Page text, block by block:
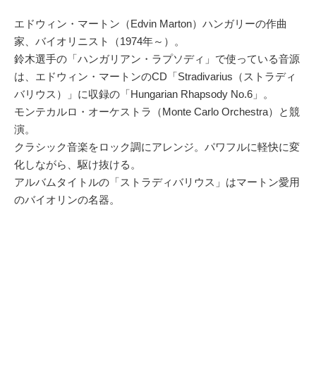
エドウィン・マートン（Edvin Marton）ハンガリーの作曲
家、バイオリニスト（1974年～）。
鈴木選手の「ハンガリアン・ラプソディ」で使っている音源
は、エドウィン・マートンのCD「Stradivarius（ストラディ
バリウス）」に収録の「Hungarian Rhapsody No.6」。
モンテカルロ・オーケストラ（Monte Carlo Orchestra）と競
演。
クラシック音楽をロック調にアレンジ。パワフルに軽快に変
化しながら、駆け抜ける。
アルバムタイトルの「ストラディバリウス」はマートン愛用
のバイオリンの名器。